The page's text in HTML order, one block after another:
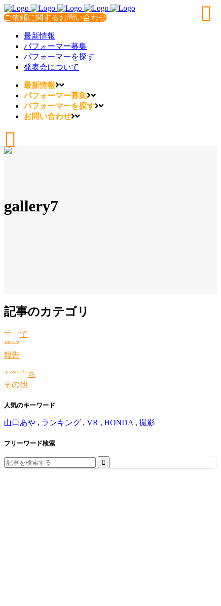
ご依頼に関するお問い合わせ
最新情報
パフォーマー募集
パフォーマーを探す
発表会について
最新情報
パフォーマー募集
パフォーマーを探す
お問い合わせ
gallery7
記事のカテゴリ
すべて
情報
報告
お役立ち
その他
人気のキーワード
山口あや , ランキング , VR , HONDA , 撮影
フリーワード検索
Search
for: